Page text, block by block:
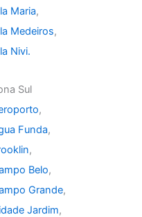
Maria,
Medeiros,
Nivi.
Sul
,
Funda,
,
Belo,
Grande,
Jardim,